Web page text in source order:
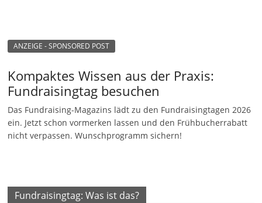
ANZEIGE - SPONSORED POST
Kompaktes Wissen aus der Praxis:
Fundraisingtag besuchen
Das Fundraising-Magazins lädt zu den Fundraisingtagen 2026
ein. Jetzt schon vormerken lassen und den Frühbucherrabatt
nicht verpassen. Wunschprogramm sichern!
Fundraisingtag: Was ist das?